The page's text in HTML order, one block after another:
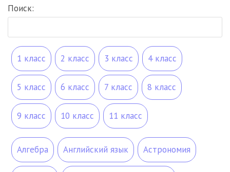
Поиск:
1 класс 2 класс 3 класс 4 класс
5 класс 6 класс 7 класс 8 класс
9 класс 10 класс 11 класс
Алгебра Английский язык Астрономия